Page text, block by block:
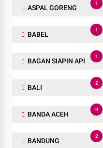
ASPAL GORENG
1
BABEL
1
BAGAN SIAPIN API
1
BALI
2
BANDA ACEH
9
BANDUNG
2